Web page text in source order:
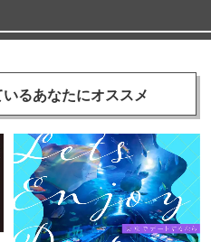
るあなたにオススメ